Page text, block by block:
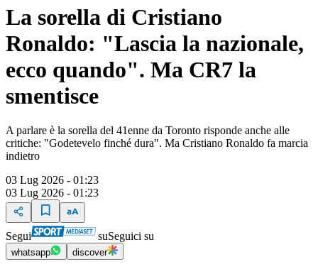
La sorella di Cristiano
Ronaldo: "Lascia la nazionale,
ecco quando". Ma CR7 la
smentisce
A parlare è la sorella del 41enne da Toronto risponde anche alle
critiche: "Godetevelo finché dura". Ma Cristiano Ronaldo fa marcia
indietro
03 Lug 2026 - 01:23
03 Lug 2026 - 01:23
Segui suSeguici su
whatsapp discover